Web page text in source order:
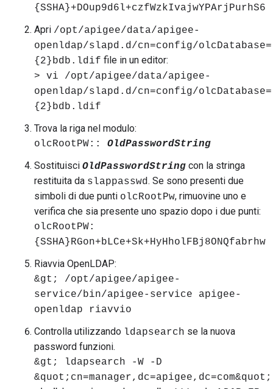
{SSHA}+DOup9d6l+czfWzkIvajwYPArjPurhS6
Apri /opt/apigee/data/apigee-
openldap/slapd.d/cn=config/olcDatabase=
{2}bdb.ldif file in un editor:
> vi /opt/apigee/data/apigee-
openldap/slapd.d/cn=config/olcDatabase=
{2}bdb.ldif
Trova la riga nel modulo:
olcRootPW:: OldPasswordString
Sostituisci OldPasswordString con la stringa
restituita da slappasswd. Se sono presenti due
simboli di due punti olcRootPw, rimuovine uno e
verifica che sia presente uno spazio dopo i due punti:
olcRootPW:
{SSHA}RGon+bLCe+Sk+HyHholFBj8ONQfabrhw
Riavvia OpenLDAP:
&gt; /opt/apigee/apigee-
service/bin/apigee-service apigee-
openldap riavvio
Controlla utilizzando ldapsearch se la nuova
password funzioni.
&gt; ldapsearch -W -D
&quot;cn=manager,dc=apigee,dc=com&quot;